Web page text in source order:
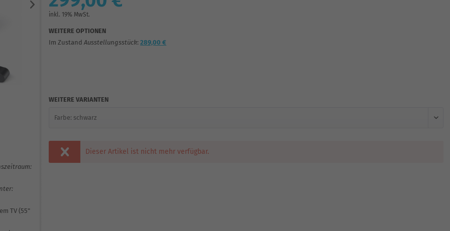
TV (55"
inkl. 19% MwSt.
WEITERE OPTIONEN
Im ZustandAusstellungsstück:289,00 €
Dieser Artikel ist nicht mehr verfügbar.
WEITERE VARIANTEN